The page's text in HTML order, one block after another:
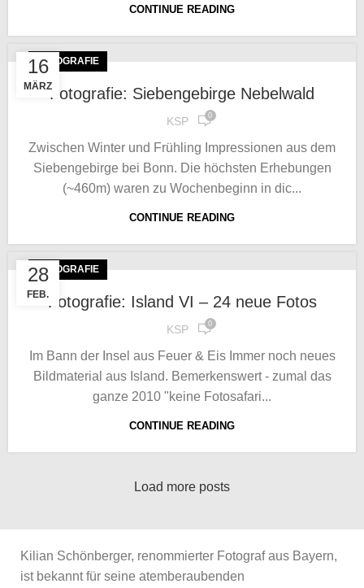
CONTINUE READING
16
MÄRZ
FOTOGRAFIE
Fotografie: Siebengebirge Nebelwald
KSP 0
Zwischen Winter und Frühling Impressionen aus dem
Siebengebirge bei Bonn. Die höchsten Erhebungen
(~460m) waren zu Wochenbeginn in dic...
CONTINUE READING
28
FEB.
FOTOGRAFIE
Fotografie: Island VI – 24 neue Fotos
KSP 0
Im Bann der Insel aus Feuer & Eis Immer noch neues
Bildmaterial aus Island. Bemerkenswert - zumal das
ganze 2010 "keine Fotosafari...
CONTINUE READING
Load more posts
Kilian Schönberger, renommierter Fotograf aus Bayern,
ist bekannt für seine atemberaubenden